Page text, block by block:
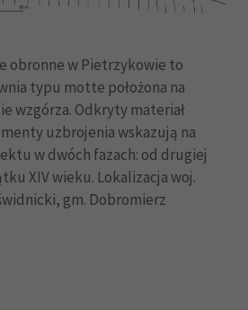
obronne w Pietrzykowie to
typu motte położona na
wzgórza. Odkryty materiał
uzbrojenia wskazują na
w dwóch fazach: od drugiej
XIV wieku. Lokalizacja woj.
gm. Dobromierz